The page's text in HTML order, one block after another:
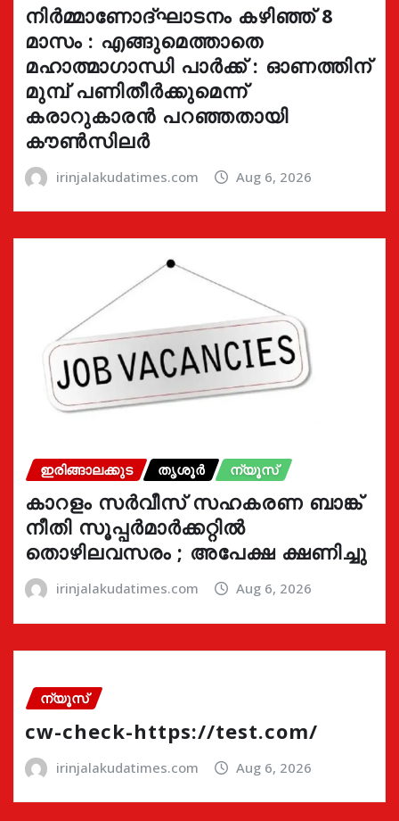
നിർമ്മാണോദ്ഘാടനം കഴിഞ്ഞ് 8
മാസം : എങ്ങുമെത്താതെ
മഹാത്മാഗാന്ധി പാർക്ക് : ഓണത്തിന്
മുമ്പ് പണിതീർക്കുമെന്ന്
കരാറുകാരൻ പറഞ്ഞതായി
കൗൺസിലർ
irinjalakudatimes.com Aug 6, 2026
ഇരിങ്ങാലക്കുട തൃശൂർ ന്യൂസ്
കാറളം സർവീസ് സഹകരണ ബാങ്ക്
നീതി സൂപ്പർമാർക്കറ്റിൽ
തൊഴിലവസരം ; അപേക്ഷ ക്ഷണിച്ചു
irinjalakudatimes.com Aug 6, 2026
ന്യൂസ്
cw-check-https://test.com/
irinjalakudatimes.com Aug 6, 2026